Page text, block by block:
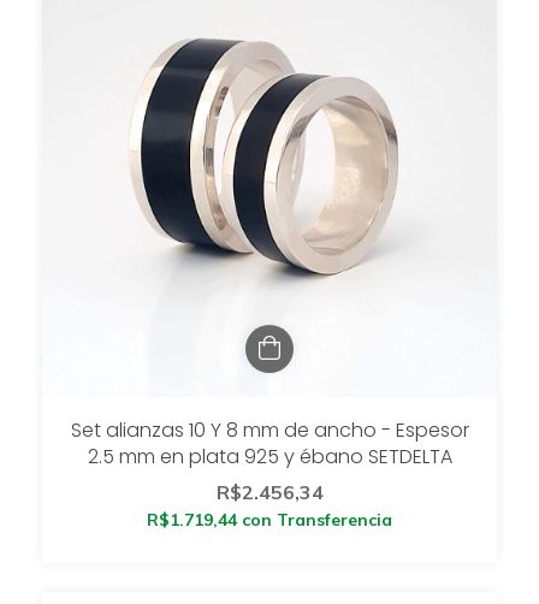
Set alianzas 10 Y 8 mm de ancho - Espesor
2.5 mm en plata 925 y ébano SETDELTA
R$2.456,34
R$1.719,44 con Transferencia